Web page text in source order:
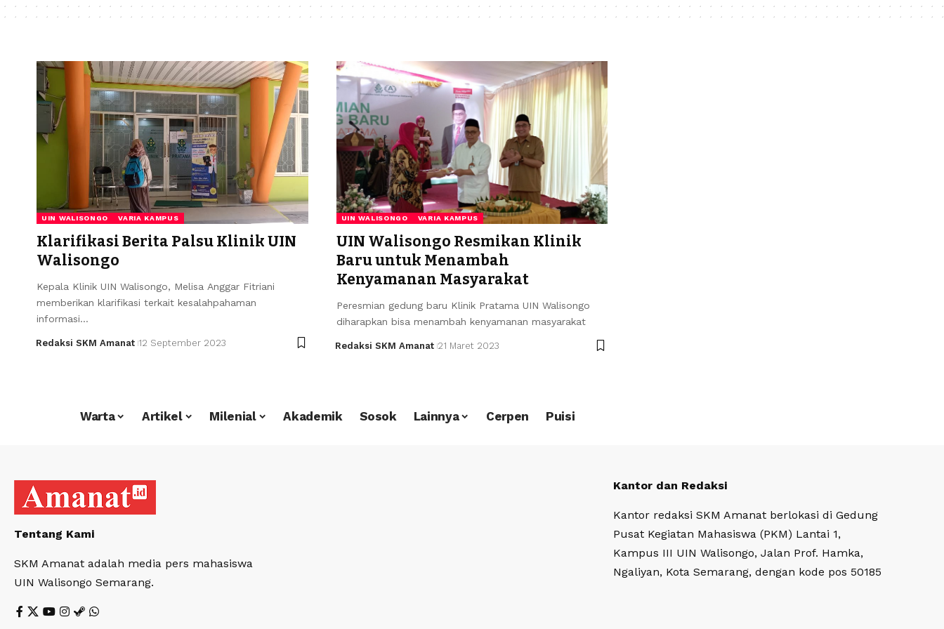
UIN WALISONGO VARIA KAMPUS
Klarifikasi Berita Palsu Klinik UIN
Walisongo
Kepala Klinik UIN Walisongo, Melisa Anggar Fitriani
memberikan klarifikasi terkait kesalahpahaman
informasi…
Redaksi SKM Amanat 12 September 2023
UIN WALISONGO VARIA KAMPUS
UIN Walisongo Resmikan Klinik
Baru untuk Menambah
Kenyamanan Masyarakat
Peresmian gedung baru Klinik Pratama UIN Walisongo
diharapkan bisa menambah kenyamanan masyarakat
Redaksi SKM Amanat 21 Maret 2023
Warta Artikel Milenial Akademik Sosok Lainnya Cerpen Puisi
Tentang Kami
SKM Amanat adalah media pers mahasiswa
UIN Walisongo Semarang.
Kantor dan Redaksi
Kantor redaksi SKM Amanat berlokasi di Gedung
Pusat Kegiatan Mahasiswa (PKM) Lantai 1,
Kampus III UIN Walisongo, Jalan Prof. Hamka,
Ngaliyan, Kota Semarang, dengan kode pos 50185